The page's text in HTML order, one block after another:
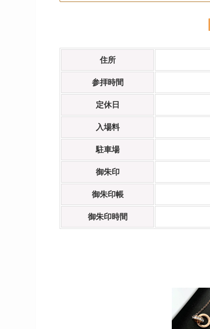
住所
参拝時間
定休日
入場料
駐車場
御朱印
御朱印帳
御朱印時間